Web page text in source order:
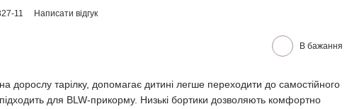
11 Написати відгук
В бажання
дорослу тарілку, допомагає дитині легше переходити до самостійного
для BLW-прикорму. Низькі бортики дозволяють комфортно